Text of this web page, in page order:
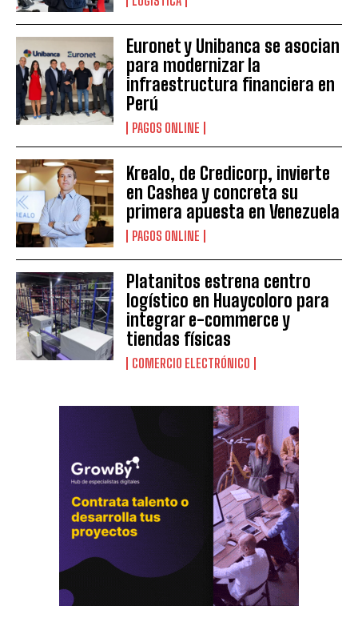
Euronet y Unibanca se asocian
para modernizar la
infraestructura financiera en
Perú
PAGOS ONLINE
Krealo, de Credicorp, invierte
en Cashea y concreta su
primera apuesta en Venezuela
PAGOS ONLINE
Platanitos estrena centro
logístico en Huaycoloro para
integrar e-commerce y
tiendas físicas
COMERCIO ELECTRÓNICO